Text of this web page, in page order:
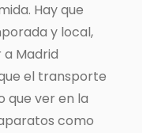
Hay que
y local,
Madrid
el transporte
que ver en la
como